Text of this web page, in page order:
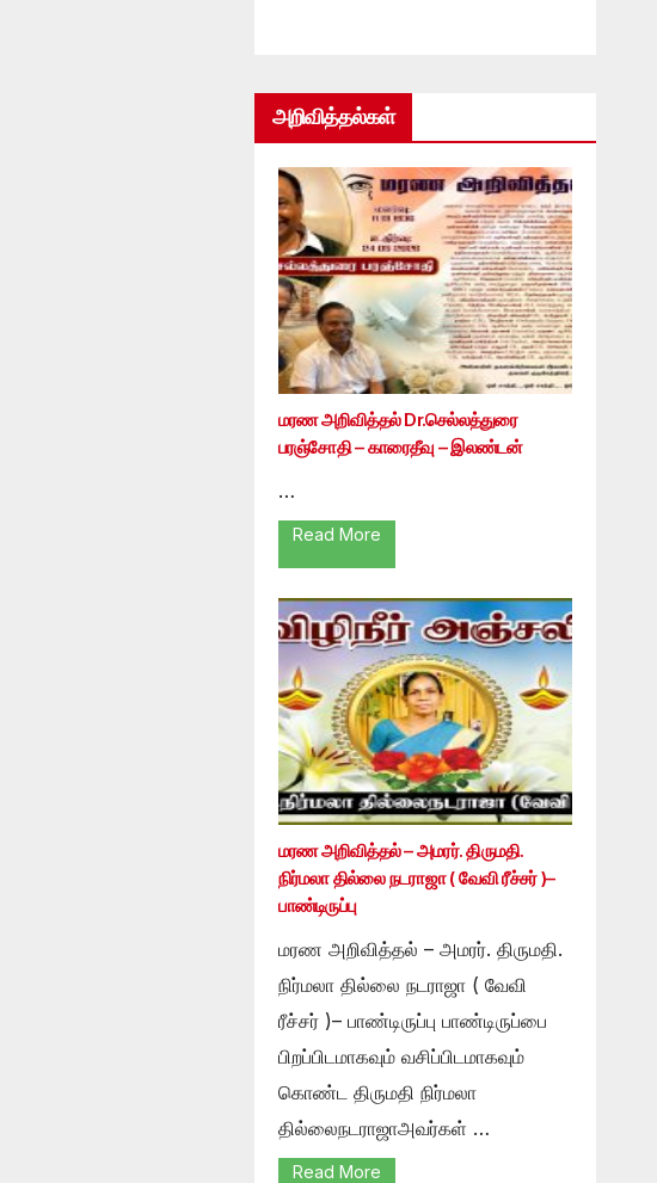
அறிவித்தல்கள்
மரண அறிவித்தல் Dr.செல்லத்துரை
பரஞ்சோதி – காரைதீவு – இலண்டன்
…
Read More
மரண அறிவித்தல் – அமரர். திருமதி.
நிர்மலா தில்லை நடராஜா ( வேவி ரீச்சர் )–
பாண்டிருப்பு
மரண அறிவித்தல் – அமரர். திருமதி.
நிர்மலா தில்லை நடராஜா ( வேவி
ரீச்சர் )– பாண்டிருப்பு பாண்டிருப்பை
பிறப்பிடமாகவும் வசிப்பிடமாகவும்
கொண்ட திருமதி நிர்மலா
தில்லைநடராஜாஅவர்கள் …
Read More